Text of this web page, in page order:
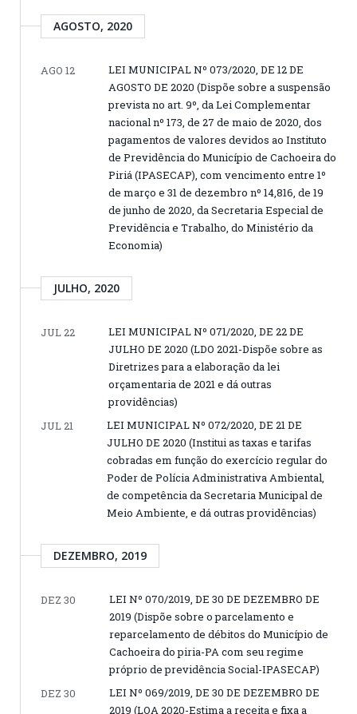
AGOSTO, 2020
AGO 12
LEI MUNICIPAL Nº 073/2020, DE 12 DE
AGOSTO DE 2020 (Dispõe sobre a suspensão
prevista no art. 9º, da Lei Complementar
nacional nº 173, de 27 de maio de 2020, dos
pagamentos de valores devidos ao Instituto
de Previdência do Município de Cachoeira do
Piriá (IPASECAP), com vencimento entre 1º
de março e 31 de dezembro nº 14,816, de 19
de junho de 2020, da Secretaria Especial de
Previdência e Trabalho, do Ministério da
Economia)
JULHO, 2020
JUL 22
LEI MUNICIPAL Nº 071/2020, DE 22 DE
JULHO DE 2020 (LDO 2021-Dispõe sobre as
Diretrizes para a elaboração da lei
orçamentaria de 2021 e dá outras
providências)
JUL 21
LEI MUNICIPAL Nº 072/2020, DE 21 DE
JULHO DE 2020 (Institui as taxas e tarifas
cobradas em função do exercício regular do
Poder de Polícia Administrativa Ambiental,
de competência da Secretaria Municipal de
Meio Ambiente, e dá outras providências)
DEZEMBRO, 2019
DEZ 30
LEI Nº 070/2019, DE 30 DE DEZEMBRO DE
2019 (Dispõe sobre o parcelamento e
reparcelamento de débitos do Município de
Cachoeira do piria-PA com seu regime
próprio de previdência Social-IPASECAP)
DEZ 30
LEI Nº 069/2019, DE 30 DE DEZEMBRO DE
2019 (LOA 2020-Estima a receita e fixa a